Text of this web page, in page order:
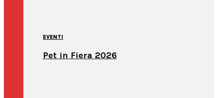
EVENTI
Pet in Fiera 2026